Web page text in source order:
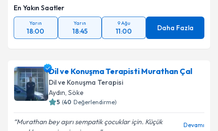
En Yakın Saatler
Yarın
18:00
Yarın
18:45
9 Ağu
11:00 Daha Fazla
Dil ve Konuşma Terapisti Murathan Çal
Dil ve Konuşma Terapisi
Aydın, Söke
5 (40 Değerlendirme)
Murathan bey aşırı sempatik çocuklar için. Küçük
Devamı